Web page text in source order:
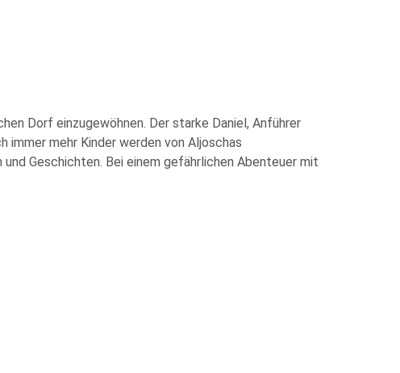
Dorf einzugewöhnen. Der starke Daniel, Anführer
immer mehr Kinder werden von Aljoschas
Geschichten. Bei einem gefährlichen Abenteuer mit